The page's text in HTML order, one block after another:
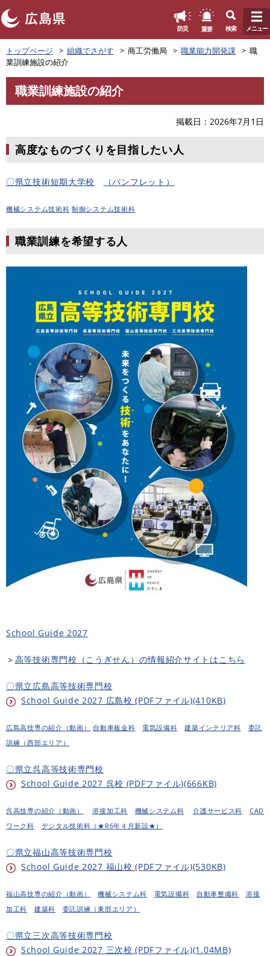
ペ
ー
ジ
の
頭
。
防災 重要 検索 メニュー
トップページ 組織でさがす 商工労働局 職業能力開発課
職
業訓練施設の紹介
文
職業訓練施設の紹介
掲載日 2026年7月1日
高度なものづくりを目指したい人
〇県立技術短期大学校 （パンフレット）
機械システム技術科 制御システム技術科
職業訓練を希望する人
School Guide 2027
＞ 高等技術専門校（こうぎせん）の情報紹介サイトはこちら
〇県立広島高等技術専門校
School Guide 2027 広島校 (PDFファイル)(410KB)
広島高技専の紹介（動画） 自動車板金科 電気設備科 建築インテリア科
委託
訓練（西部エリア）
〇県立呉高等技術専門校
School Guide 2027 呉校 (PDFファイル)(666KB)
呉高技専の紹介 （動画） 溶接加工科 機械システム科 介護サービス科
CAD
ワーク科
デジタル技術科（★R6年４月新設★）
〇県立福山高等技術専門校
School Guide 2027 福山校 (PDFファイル)(530KB)
福山高技専の紹介（動画） 機械システム科 電気設備科 自動車整備科
溶接
加工科
建築科 委託訓練（東部エリア）
〇県立三次高等技術専門校
School Guide 2027 三次校 (PDFファイル)(1.04MB)